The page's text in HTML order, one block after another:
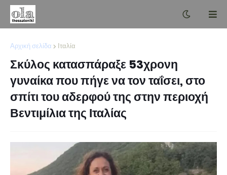
Αρχική σελίδα Ιταλία
Σκύλος κατασπάραξε 53χρονη
γυναίκα που πήγε να τον ταΐσει, στο
σπίτι του αδερφού της στην περιοχή
Βεντιμίλια της Ιταλίας